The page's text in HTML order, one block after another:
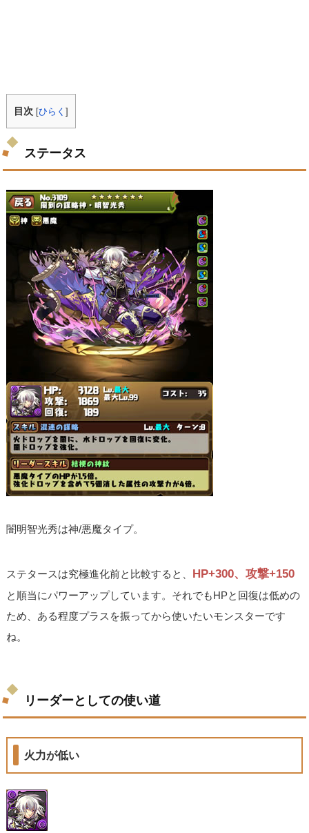
目次 [ひらく]
ステータス
闇明智光秀は神/悪魔タイプ。
ステタースは究極進化前と比較すると、 HP+300、攻撃+150
と順当にパワーアップしています。それでもHPと回復は低めの
ため、ある程度プラスを振ってから使いたいモンスターです
ね。
リーダーとしての使い道
火力が低い